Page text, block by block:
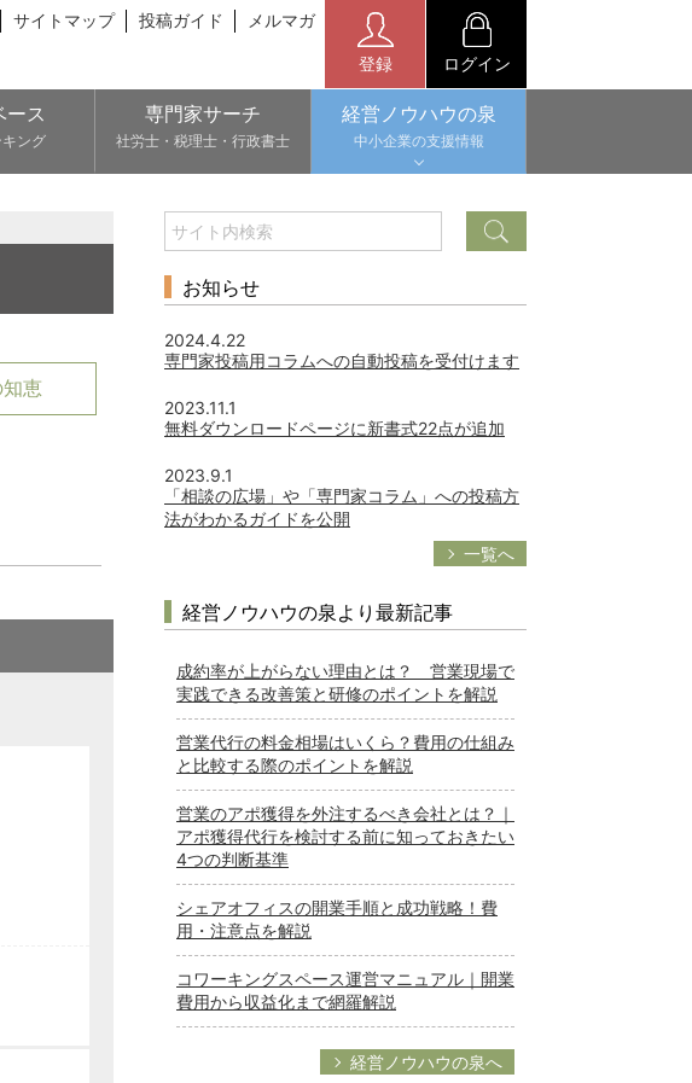
サイトマップ 投稿ガイド メルマガ
登録 ログイン
ース
ング
専門家サーチ
社労士・税理士・行政書士
経営ノウハウの泉
中小企業の支援情報
恵
お知らせ
2024.4.22
専門家投稿用コラムへの自動投稿を受付けます
2023.11.1
無料ダウンロードページに新書式22点が追加
2023.9.1
「相談の広場」や「専門家コラム」への投稿方
法がわかるガイドを公開
一覧へ
経営ノウハウの泉より最新記事
成約率が上がらない理由とは？ 営業現場で
実践できる改善策と研修のポイントを解説
営業代行の料金相場はいくら？費用の仕組み
と比較する際のポイントを解説
営業のアポ獲得を外注するべき会社とは？｜
アポ獲得代行を検討する前に知っておきたい
4つの判断基準
シェアオフィスの開業手順と成功戦略！費
用・注意点を解説
コワーキングスペース運営マニュアル｜開業
費用から収益化まで網羅解説
経営ノウハウの泉へ